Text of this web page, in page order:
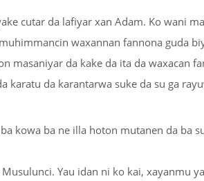
cutar da lafiyar xan Adam. Ko wani
waxannan fannona guda
masaniyar da kake da ita da waxacan
da karantarwa suke da su ga
kowa ba ne illa hoton mutanen da ba
Yau idan ni ko kai, xayanmu